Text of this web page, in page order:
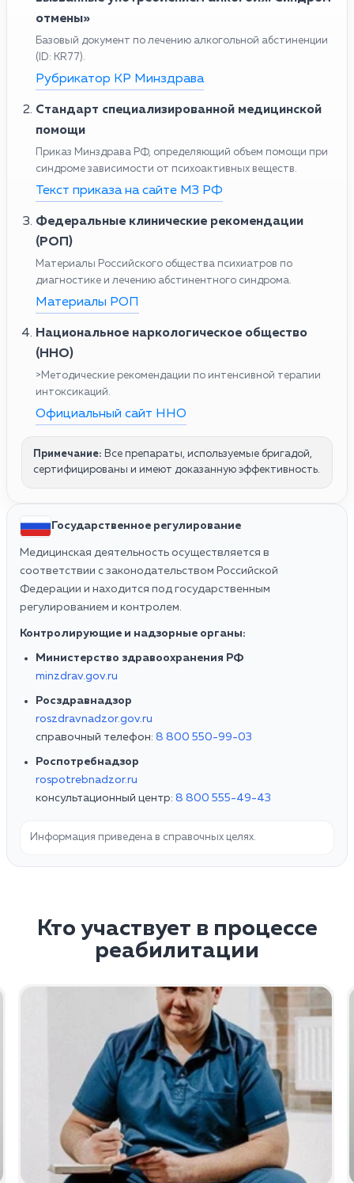
отмены»
Базовый документ по лечению алкогольной абстиненции
(ID: KR77).
Рубрикатор КР Минздрава
Стандарт специализированной медицинской
помощи
Приказ Минздрава РФ, определяющий объем помощи при
синдроме зависимости от психоактивных веществ.
Текст приказа на сайте МЗ РФ
Федеральные клинические рекомендации
(РОП)
Материалы Российского общества психиатров по
диагностике и лечению абстинентного синдрома.
Материалы РОП
Национальное наркологическое общество
(ННО)
>Методические рекомендации по интенсивной терапии
интоксикаций.
Официальный сайт ННО
Примечание: Все препараты, используемые бригадой,
сертифицированы и имеют доказанную эффективность.
Государственное регулирование
Медицинская деятельность осуществляется в
соответствии с законодательством Российской
Федерации и находится под государственным
регулированием и контролем.
Контролирующие и надзорные органы:
Министерство здравоохранения РФ
minzdrav.gov.ru
Росздравнадзор
roszdravnadzor.gov.ru
справочный телефон: 8 800 550-99-03
Роспотребнадзор
rospotrebnadzor.ru
консультационный центр: 8 800 555-49-43
Информация приведена в справочных целях.
Кто участвует в процессе
реабилитации